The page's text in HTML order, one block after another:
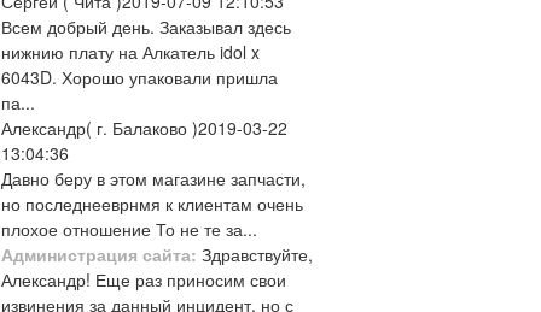
Всем добрый день. Заказывал здесь
нижнию плату на Алкатель idol x
6043D. Хорошо упаковали пришла
па...
Александр( г. Балаково )2019-03-22
13:04:36
Давно беру в этом магазине запчасти,
но последнееврнмя к клиентам очень
плохое отношение То не те за...
Администрация сайта: Здравствуйте,
Александр! Еще раз приносим свои
извинения за данный инцидент, но с